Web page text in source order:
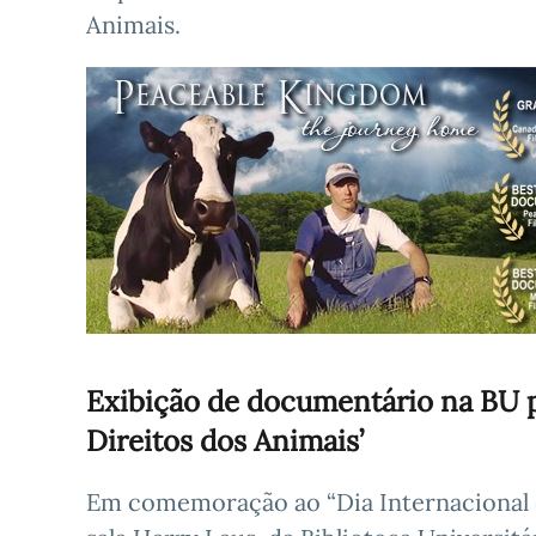
Animais.
Exibição de documentário na BU
Direitos dos Animais’
Em comemoração ao “Dia